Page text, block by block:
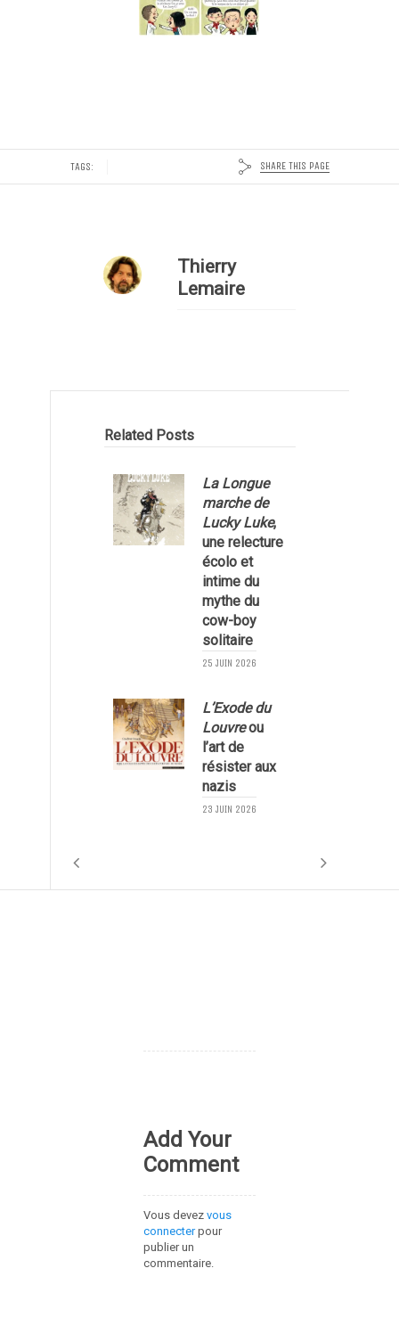
TAGS: SHARE THIS PAGE
Thierry
Lemaire
Related Posts
La Longue
marche de
Lucky Luke,
une relecture
écolo et
intime du
mythe du
cow-boy
solitaire
25 JUIN 2026
L’Exode du
Louvreou
l’art de
résister aux
nazis
23 JUIN 2026
Add Your
Comment
Vous devez vous
connecterpour
publier un
commentaire.